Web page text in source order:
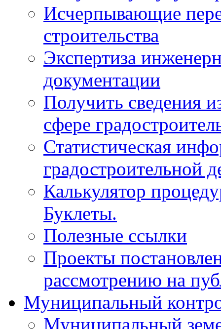
Исчерпывающие
строительства
Экспертиза
документации
Получить сведения
сфере
Статистическая
градостроительной
Калькулятор
Буклеты.
Полезные ссылки
Проекты
рассмотрению на
Муниципальный
Муниципальный